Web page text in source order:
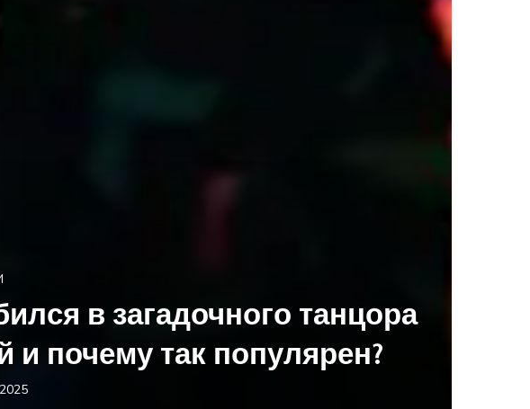
в загадочного танцора
и почему так популярен?